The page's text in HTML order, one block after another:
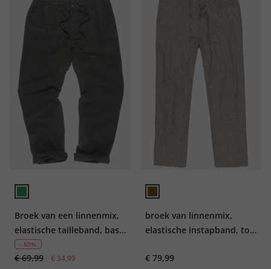
Broek van een linnenmix,
elastische tailleband, basic
fit- 50%
€ 69,99 € 34,99
broek van linnenmix,
elastische instapband, tot
€ 79,99